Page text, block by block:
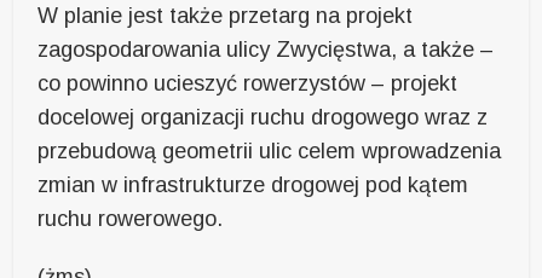
W planie jest także przetarg na projekt
zagospodarowania ulicy Zwycięstwa, a także –
co powinno ucieszyć rowerzystów – projekt
docelowej organizacji ruchu drogowego wraz z
przebudową geometrii ulic celem wprowadzenia
zmian w infrastrukturze drogowej pod kątem
ruchu rowerowego.